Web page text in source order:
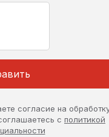
согласие на
с политикой